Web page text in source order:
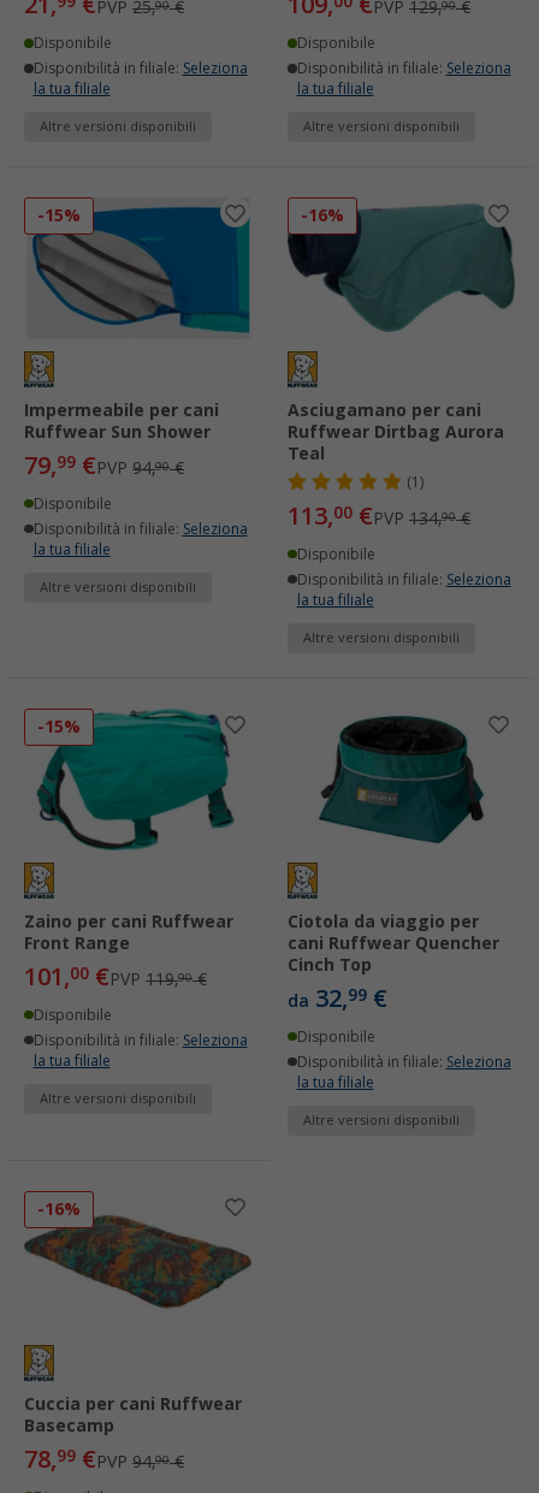
PVP 25,90€
Disponibile
Disponibilità in filiale: Seleziona
la tua filiale
Altre versioni disponibili
PVP 129,90€
Disponibile
Disponibilità in filiale: Seleziona
la tua filiale
Altre versioni disponibili
-15%
Impermeabile per cani
Ruffwear Sun Shower
79,99 €PVP 94,90€
Disponibile
Disponibilità in filiale: Seleziona
la tua filiale
Altre versioni disponibili
-16%
Asciugamano per cani
Ruffwear Dirtbag Aurora
Teal
(1)
113,00 €PVP 134,90€
Disponibile
Disponibilità in filiale: Seleziona
la tua filiale
Altre versioni disponibili
-15%
Zaino per cani Ruffwear
Front Range
101,00 €PVP 119,90€
Disponibile
Disponibilità in filiale: Seleziona
la tua filiale
Altre versioni disponibili
Ciotola da viaggio per
cani Ruffwear Quencher
Cinch Top
da 32,99 €
Disponibile
Disponibilità in filiale: Seleziona
la tua filiale
Altre versioni disponibili
-16%
Cuccia per cani Ruffwear
Basecamp
78,99 €PVP 94,90€